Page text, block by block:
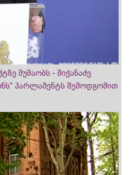
მუშაობს - მიქანაძე
პარლამენტს შემოდგომით